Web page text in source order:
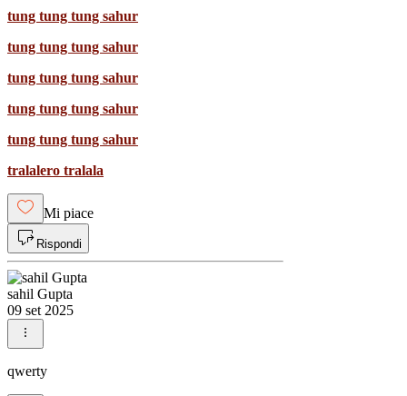
tung tung tung sahur
tung tung tung sahur
tung tung tung sahur
tung tung tung sahur
tung tung tung sahur
tralalero tralala
Mi piace
Rispondi
sahil Gupta
09 set 2025
qwerty